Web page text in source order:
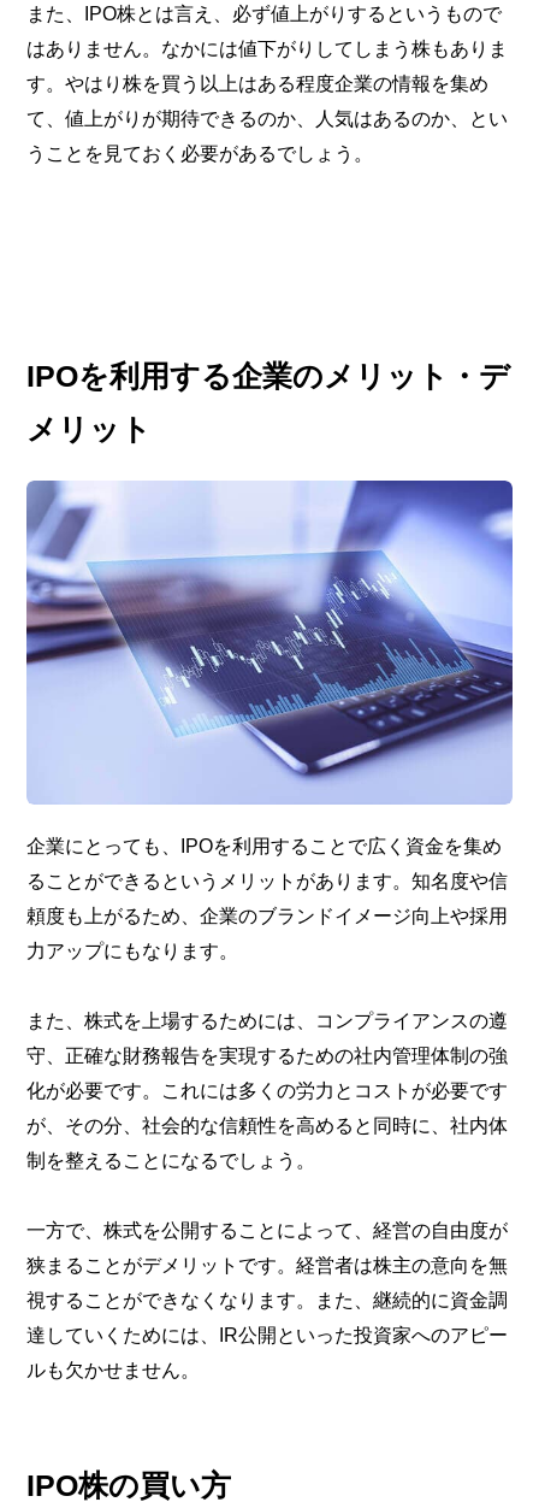
また、IPO株とは言え、必ず値上がりするというもので
はありません。なかには値下がりしてしまう株もありま
す。やはり株を買う以上はある程度企業の情報を集め
て、値上がりが期待できるのか、人気はあるのか、とい
うことを見ておく必要があるでしょう。
IPOを利用する企業のメリット・デ
メリット
企業にとっても、IPOを利用することで広く資金を集め
ることができるというメリットがあります。知名度や信
頼度も上がるため、企業のブランドイメージ向上や採用
力アップにもなります。
また、株式を上場するためには、コンプライアンスの遵
守、正確な財務報告を実現するための社内管理体制の強
化が必要です。これには多くの労力とコストが必要です
が、その分、社会的な信頼性を高めると同時に、社内体
制を整えることになるでしょう。
一方で、株式を公開することによって、経営の自由度が
狭まることがデメリットです。経営者は株主の意向を無
視することができなくなります。また、継続的に資金調
達していくためには、IR公開といった投資家へのアピー
ルも欠かせません。
IPO株の買い方